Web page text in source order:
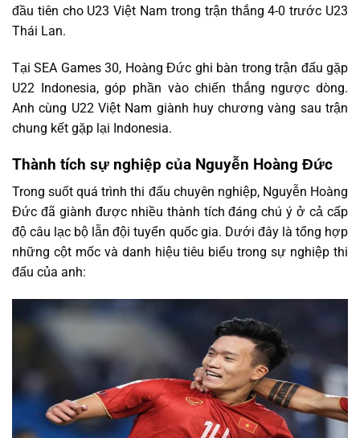
đầu tiên cho U23 Việt Nam trong trận thắng 4-0 trước U23
Thái Lan.
Tại SEA Games 30, Hoàng Đức ghi bàn trong trận đấu gặp
U22 Indonesia, góp phần vào chiến thắng ngược dòng.
Anh cùng U22 Việt Nam giành huy chương vàng sau trận
chung kết gặp lại Indonesia.
Thành tích sự nghiệp của Nguyễn Hoàng Đức
Trong suốt quá trình thi đấu chuyên nghiệp, Nguyễn Hoàng
Đức đã giành được nhiều thành tích đáng chú ý ở cả cấp
độ câu lạc bộ lẫn đội tuyển quốc gia. Dưới đây là tổng hợp
những cột mốc và danh hiệu tiêu biểu trong sự nghiệp thi
đấu của anh: